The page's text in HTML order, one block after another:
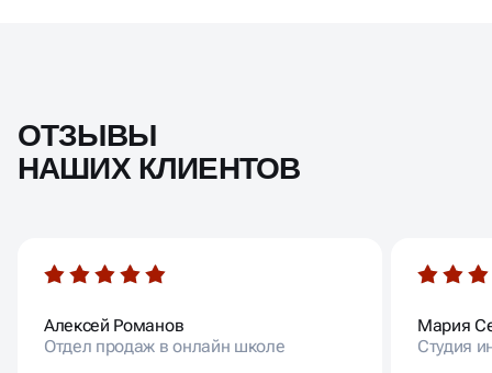
ОТЗЫВЫ
НАШИХ КЛИЕНТОВ
Алексей Романов
Отдел продаж в онлайн школе
Мария
Студия